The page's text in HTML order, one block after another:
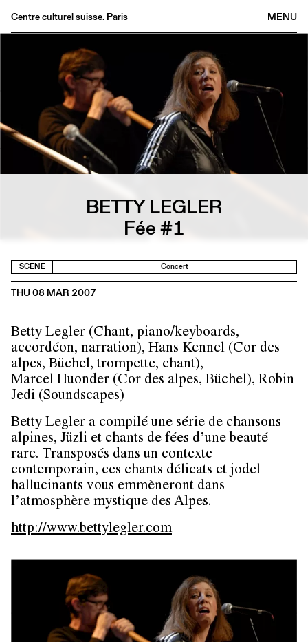
MENU
Centre culturel suisse. Paris
Archives
Medias
Publications
About
BETTY LEGLER
Fée #1
SCENE Concert
THU 08 MAR 2007
Betty Legler (Chant, piano/keyboards,
accordéon, narration), Hans Kennel (Cor des
alpes, Büchel, trompette, chant),
Marcel Huonder (Cor des alpes, Büchel), Robin
Jedi (Soundscapes)
Betty Legler a compilé une série de chansons
alpines, Jüzli et chants de fées d’une beauté
rare. Transposés dans un contexte
contemporain, ces chants délicats et jodel
hallucinants vous emmèneront dans
l’atmosphère mystique des Alpes.
http://www.bettylegler.com